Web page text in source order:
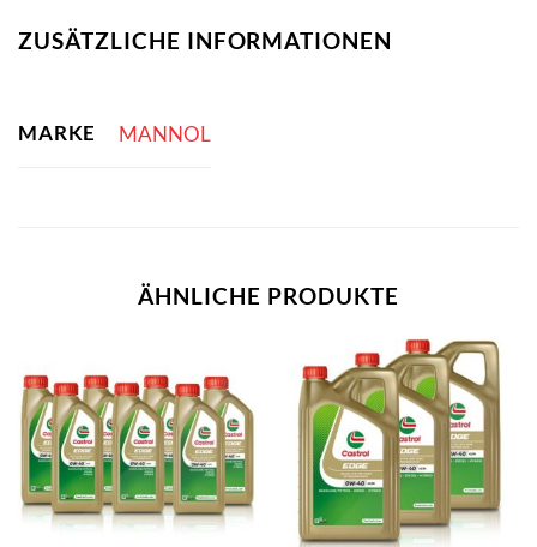
ZUSÄTZLICHE INFORMATIONEN
MARKE MANNOL
ÄHNLICHE PRODUKTE